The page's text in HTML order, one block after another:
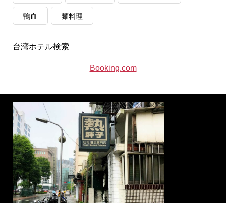
鴨血 麺料理
台湾ホテル検索
Booking.com